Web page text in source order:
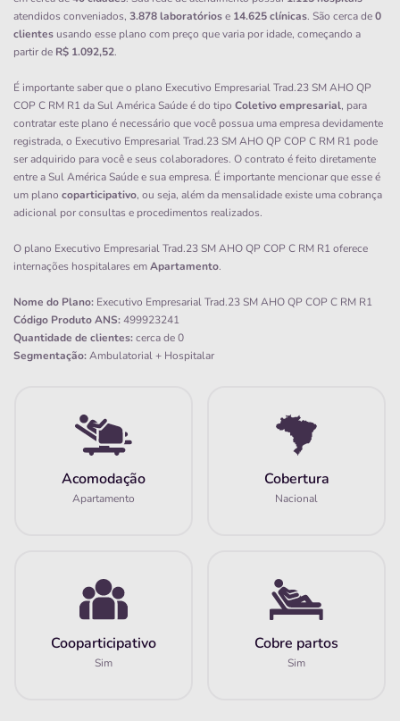
atendidos conveniados, 3.878 laboratóriose 14.625 clínicas. São cerca de0
clientes usando esse plano com preço que varia por idade, começando a
partir de R$ 1.092,52.
É importante saber que o plano Executivo Empresarial Trad.23 SM AHO QP
COP C RM R1 da Sul América Saúde é do tipo Coletivo empresarial, para
contratar este plano é necessário que você possua uma empresa devidamente
registrada, o Executivo Empresarial Trad.23 SM AHO QP COP C RM R1 pode
ser adquirido para você e seus colaboradores. O contrato é feito diretamente
entre a Sul América Saúde e sua empresa. É importante mencionar que esse é
um plano coparticipativo, ou seja, além da mensalidade existe uma cobrança
adicional por consultas e procedimentos realizados.
O plano Executivo Empresarial Trad.23 SM AHO QP COP C RM R1 oferece
internações hospitalares emApartamento.
Nome do Plano: Executivo Empresarial Trad.23 SM AHO QP COP C RM R1
Código Produto ANS:499923241
Quantidade de clientes:cerca de 0
Segmentação:Ambulatorial + Hospitalar
Acomodação
Apartamento
Cobertura
Nacional
Cooparticipativo
Sim
Cobre partos
Sim